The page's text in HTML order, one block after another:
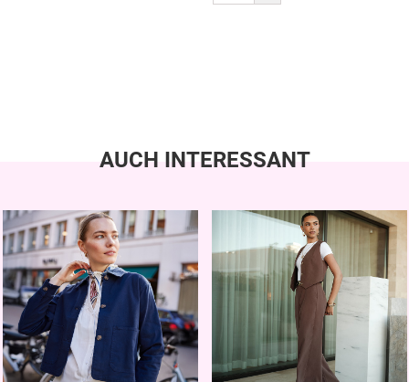
AUCH INTERESSANT